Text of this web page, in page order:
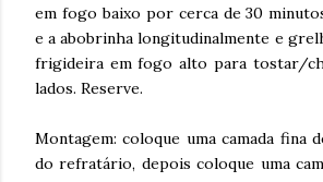
em fogo baixo por cerca de 30
e a abobrinha longitudinalmente e
frigideira em fogo alto para tostar/
lados. Reserve.
Montagem: coloque uma camada fina
do refratário, depois coloque uma